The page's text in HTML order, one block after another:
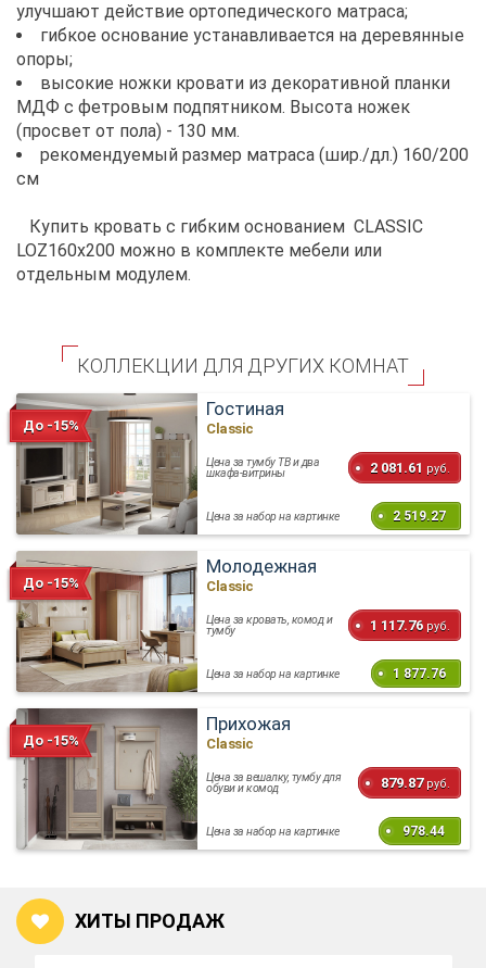
улучшают действие ортопедического матраса;
гибкое основание устанавливается на деревянные
опоры;
высокие ножки кровати из декоративной планки
МДФ с фетровым подпятником. Высота ножек
(просвет от пола) - 130 мм.
рекомендуемый размер матраса (шир./дл.) 160/200
см
Купить кровать с гибким основанием CLASSIC
LOZ160х200 можно в комплекте мебели или
отдельным модулем.
КОЛЛЕКЦИИ ДЛЯ ДРУГИХ КОМНАТ
До -15%
Гостиная
Classic
Цена за тумбу ТВ и два
шкафа-витрины 2 081.61 руб.
Цена за набор на картинке 2 519.27
До -15%
Молодежная
Classic
Цена за кровать, комод и
тумбу 1 117.76 руб.
Цена за набор на картинке 1 877.76
До -15%
Прихожая
Classic
Цена за вешалку, тумбу для
обуви и комод 879.87 руб.
Цена за набор на картинке 978.44
ХИТЫ ПРОДАЖ